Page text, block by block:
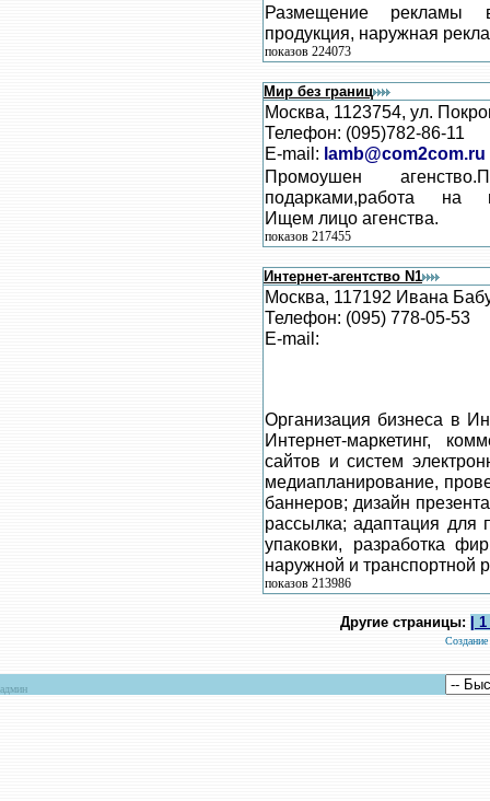
Размещение рекламы
продукция, наружная
показов 224073
Мир без границ
Москва, 1123754, ул.
Телефон: (095)782-86-11
E-mail: lamb@com2com.ru
Промоушен
подарками,работа на
Ищем лицо агенства.
показов 217455
Интернет-агентство N1
Москва, 117192 Ивана
Телефон: (095) 778-05-53
E-mail:
Организация бизнеса в
Интернет-маркетинг,
сайтов и систем
медиапланирование,
баннеров; дизайн
рассылка; адаптация для
упаковки, разработка
наружной и транспортной
показов 213986
Другие страницы: |
Создание
админ